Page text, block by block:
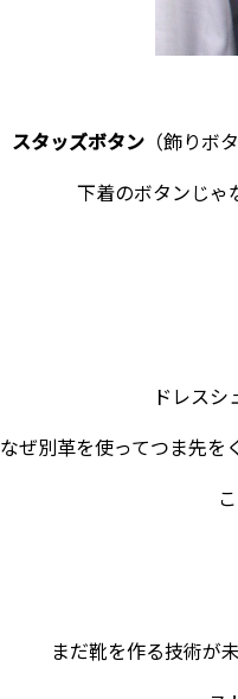
スタッズボタン（飾りボ
下着のボタンじゃ
ドレスシ
なぜ別革を使ってつま先を
まだ靴を作る技術が